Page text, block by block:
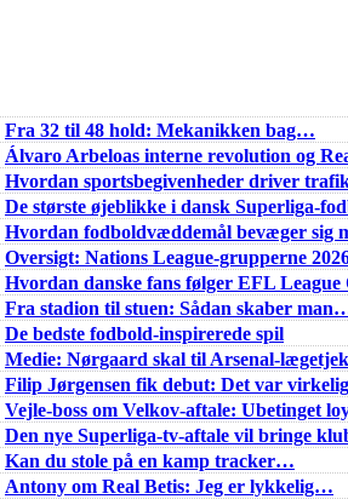
Fra 32 til 48 hold: Mekanikken bag…
Álvaro Arbeloas interne revolution og
Hvordan sportsbegivenheder driver
De største øjeblikke i dansk Superliga-
Hvordan fodboldvæddemål bevæger sig
Oversigt: Nations League-grupperne
Hvordan danske fans følger EFL
Fra stadion til stuen: Sådan skaber
De bedste fodbold-inspirerede spil
Medie: Nørgaard skal til Arsenal-
Filip Jørgensen fik debut: Det var
Vejle-boss om Velkov-aftale: Ubetinget
Den nye Superliga-tv-aftale vil bringe
Kan du stole på en kamp tracker…
Antony om Real Betis: Jeg er lykkelig…